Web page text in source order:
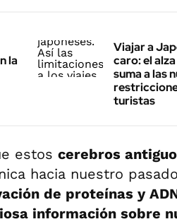
la
Viajar a
caro: el
suma a las
turistas
estos cerebros
hacia nuestro
de proteínas y
información sobre